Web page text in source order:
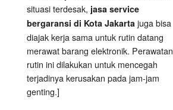
situasi terdesak, jasa service
bergaransi di Kota Jakarta juga bisa
diajak kerja sama untuk rutin datang
merawat barang elektronik. Perawatan
rutin ini dilakukan untuk mencegah
terjadinya kerusakan pada jam-jam
genting.]